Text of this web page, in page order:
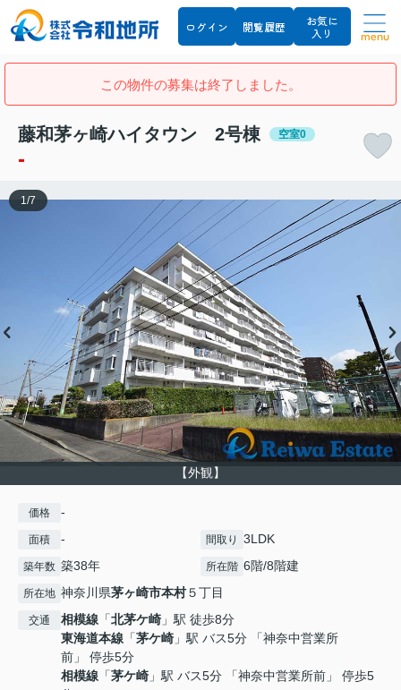
ログイン 閲覧履歴
お気に
入り
menu
この物件の募集は終了しました。
藤和茅ヶ崎ハイタウン 2号棟 空室0
-
【外観】
1 /7
価格 -
面積 - 間取り 3LDK
築年数 築38年 所在階 6階/8階建
所在地 神奈川県茅ヶ崎市本村５丁目
交通 相模線 「北茅ケ崎 」駅 徒歩8分
東海道本線 「茅ケ崎 」駅 バス5分 「神奈中営業所
前」 停歩5分
相模線 「茅ケ崎 」駅 バス5分 「神奈中営業所前」 停歩5